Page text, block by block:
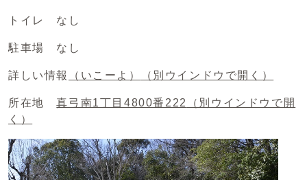
トイレ なし
駐車場 なし
詳しい情報 （いこーよ） （別ウインドウで開く）
所在地真弓南1丁目4800番222
（別ウインドウで開
く）